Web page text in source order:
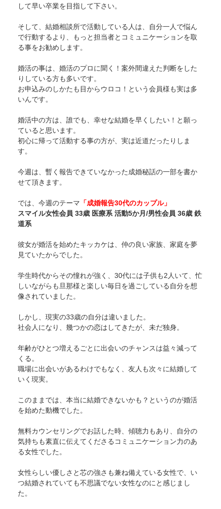
して早い卒業を目指して下さい。
そして、結婚相談所で活動している人は、自分一人で悩ん
で行動するより、もっと担当者とコミュニケーションを取
る事をお勧めします。
婚活の事は、婚活のプロに聞く！案外間違えた判断をした
りしている方も多いです。
お申込みのしかたも目からウロコ！という会員様も実は多
いんです。
婚活中の方は、誰でも、幸せな結婚を早くしたい！と願っ
ていると思います。
初心に帰って活動する事の方が、実は近道だったりしま
す。
今週は、暫く報告できていなかった成婚秘話の一部を書か
せて頂きます。
では、今週のテーマ 「成婚報告30代のカップル」
スマイル女性会員 33歳 医療系 活動5か月/男性会員 36歳 鉄
道系
彼女が婚活を始めたキッカケは、仲の良い家族、家庭を夢
見ていたからでした。
学生時代からその憧れが強く、30代には子供も2人いて、忙
しいながらも旦那様と楽しい毎日を過ごしている自分を想
像されていました。
しかし、現実の33歳の自分は違いました。
社会人になり、幾つかの恋はしてきたが、未だ独身。
年齢がひとつ増えるごとに出会いのチャンスは益々減って
くる。
職場に出会いがあるわけでもなく、友人も次々に結婚して
いく現実。
このままでは、本当に結婚できないかも？というのが婚活
を始めた動機でした。
無料カウンセリングでお話した時、傾聴力もあり、自分の
気持ちも素直に伝えてくださるコミュニケーション力のあ
る女性でした。
女性らしい優しさと芯の強さも兼ね備えている女性で、い
つ結婚されていても不思議でない女性なのにと感じまし
た。